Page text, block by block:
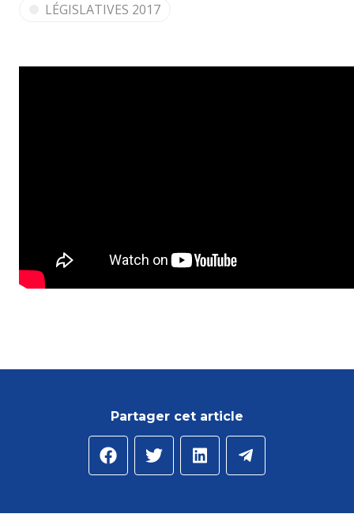
LÉGISLATIVES 2017
Partager cet article